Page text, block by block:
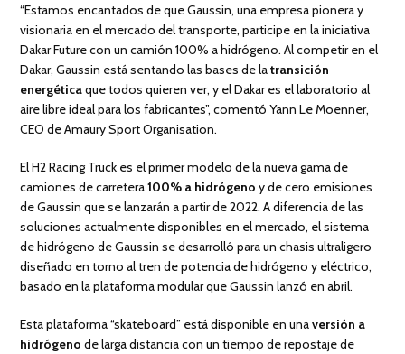
“Estamos encantados de que Gaussin, una empresa pionera y
visionaria en el mercado del transporte, participe en la iniciativa
Dakar Future con un camión 100% a hidrógeno. Al competir en el
Dakar, Gaussin está sentando las bases de latransición
energéticaque todos quieren ver, y el Dakar es el laboratorio al
aire libre ideal para los fabricantes”, comentó Yann Le Moenner,
CEO de Amaury Sport Organisation.
El H2 Racing Truck es el primer modelo de la nueva gama de
camiones de carretera100% a hidrógeno y de cero emisiones
de Gaussin que se lanzarán a partir de 2022. A diferencia de las
soluciones actualmente disponibles en el mercado, el sistema
de hidrógeno de Gaussin se desarrolló para un chasis ultraligero
diseñado en torno al tren de potencia de hidrógeno y eléctrico,
basado en la plataforma modular que Gaussin lanzó en abril.
Esta plataforma “skateboard” está disponible en unaversión a
hidrógeno de larga distancia con un tiempo de repostaje de